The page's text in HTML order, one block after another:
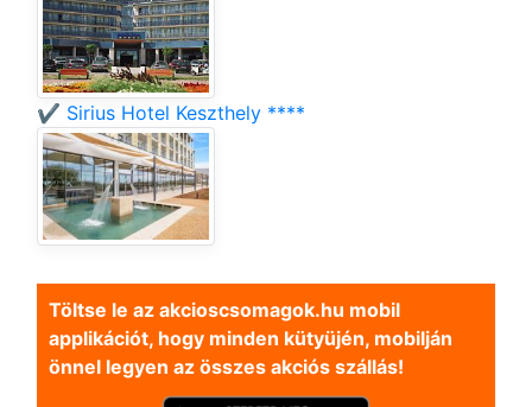
✔️ Sirius Hotel Keszthely ****
Töltse le az akcioscsomagok.hu mobil
applikációt, hogy minden kütyüjén, mobilján
önnel legyen az összes akciós szállás!